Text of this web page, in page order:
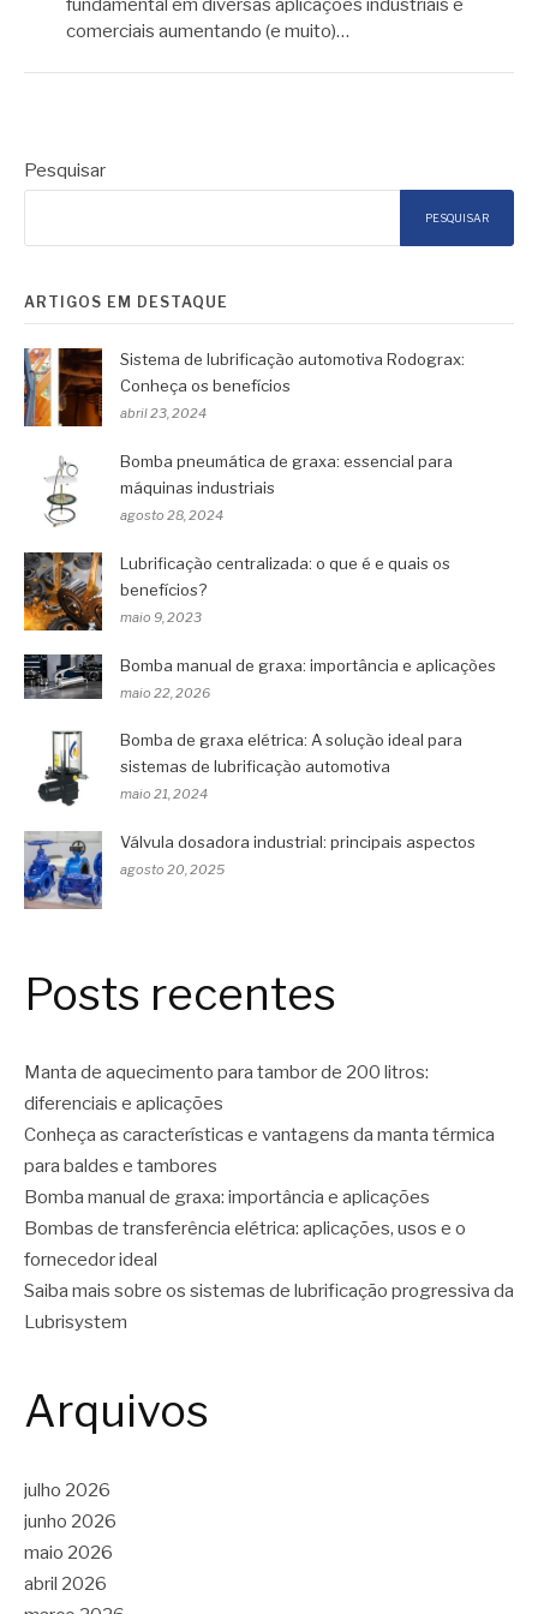
fundamental em diversas aplicações industriais e
comerciais aumentando (e muito)…
Pesquisar
PESQUISAR
ARTIGOS EM DESTAQUE
Sistema de lubrificação automotiva Rodograx:
Conheça os benefícios
abril 23, 2024
Bomba pneumática de graxa: essencial para
máquinas industriais
agosto 28, 2024
Lubrificação centralizada: o que é e quais os
benefícios?
maio 9, 2023
Bomba manual de graxa: importância e aplicações
maio 22, 2026
Bomba de graxa elétrica: A solução ideal para
sistemas de lubrificação automotiva
maio 21, 2024
Válvula dosadora industrial: principais aspectos
agosto 20, 2025
Posts recentes
Manta de aquecimento para tambor de 200 litros:
diferenciais e aplicações
Conheça as características e vantagens da manta térmica
para baldes e tambores
Bomba manual de graxa: importância e aplicações
Bombas de transferência elétrica: aplicações, usos e o
fornecedor ideal
Saiba mais sobre os sistemas de lubrificação progressiva da
Lubrisystem
Arquivos
julho 2026
junho 2026
maio 2026
abril 2026